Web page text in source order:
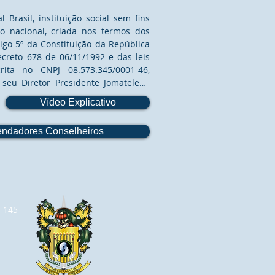
Brasil, instituição social sem fins
nacional, criada nos termos dos
5º da Constituição da República
678 de 06/11/1992 e das leis
no CNPJ 08.573.345/0001-46,
Diretor Presidente Jomateleno
5, CPF 669.582.108-91 - OMS –
pelos poderes que lhe são
Regimento Interno e Código de
do Elo Social, vem pelo presente
nos termos do Estatuto Social e
– Confederação da Ordem do Elo
termos do O artigo 205 da
Vídeo Explicativo
Conselheiros